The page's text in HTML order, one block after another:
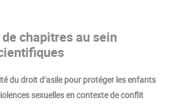
chapitres au sein
du droit d’asile pour protéger les enfants
sexuelles en contexte de conflit